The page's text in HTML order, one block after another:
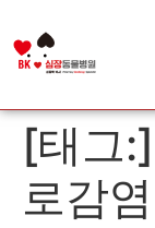
[태그:]
로감염